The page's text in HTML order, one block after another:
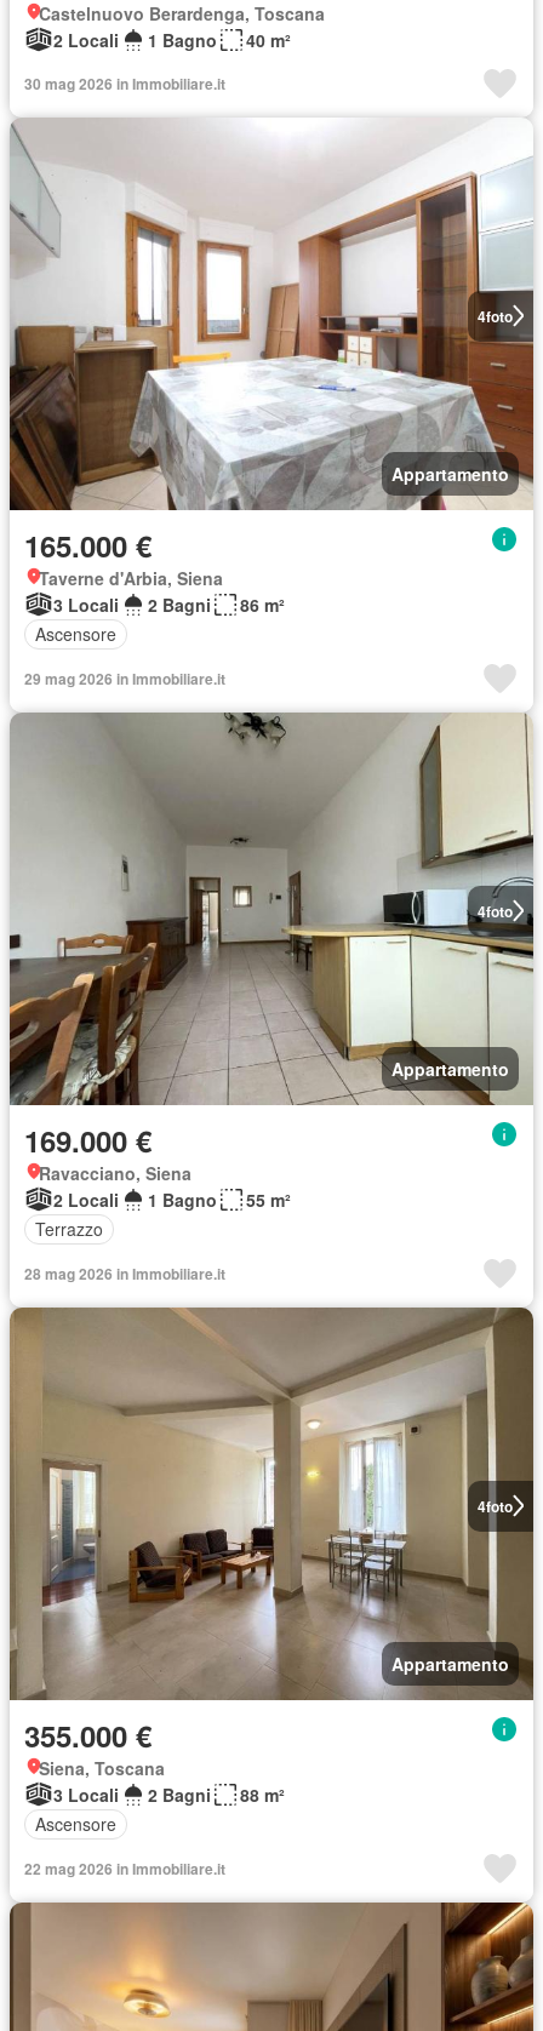
Castelnuovo Berardenga, Toscana
2 Locali
1 Bagno 40 m²
30 mag 2026 in Immobiliare.it
4foto
Appartamento
165.000 €
Taverne d'Arbia, Siena
3 Locali
2 Bagni
86 m²
Ascensore
29 mag 2026 in Immobiliare.it
4foto
Appartamento
169.000 €
Ravacciano, Siena
2 Locali
1 Bagno
55 m²
Terrazzo
28 mag 2026 in Immobiliare.it
4foto
Appartamento
355.000 €
Siena, Toscana
3 Locali
2 Bagni
88 m²
Ascensore
22 mag 2026 in Immobiliare.it